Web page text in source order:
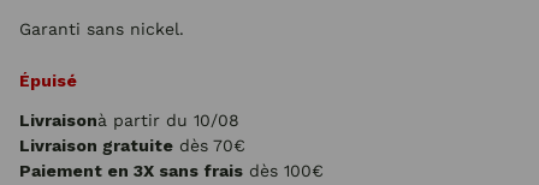
Garanti sans nickel.
Épuisé
Livraisonà partir du 10/08
Livraison gratuite dès 70€
Paiement en 3X sans frais dès 100€